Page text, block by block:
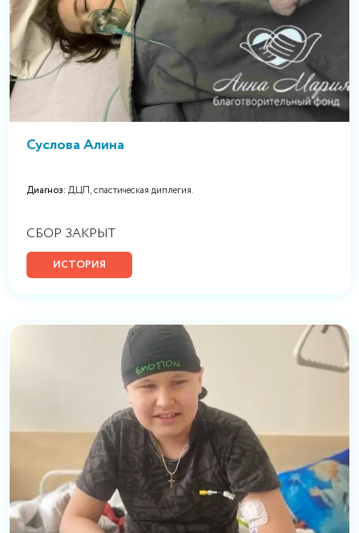
Суслова Алина
Диагноз: ДЦП, спастическая диплегия.
СБОР ЗАКРЫТ
ИСТОРИЯ